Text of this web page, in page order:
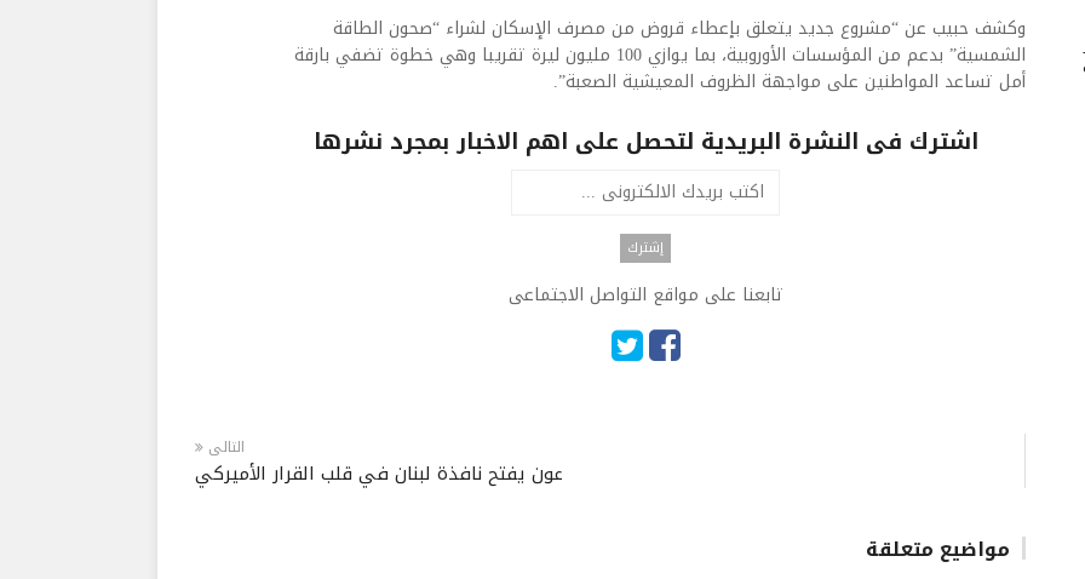
وكشف حبيب عن “مشروع جديد يتعلق بإعطاء قروض من مصرف الإسكان لشراء “صحون الطاقة
الشمسية” بدعم من المؤسسات الأوروبية، بما يوازي 100 مليون ليرة تقريبا وهي خطوة تضفي بارقة
أمل تساعد المواطنين على مواجهة الظروف المعيشية الصعبة”.
اشترك فى النشرة البريدية لتحصل على اهم الاخبار بمجرد نشرها
تابعنا على مواقع التواصل الاجتماعى
التالى
عون يفتح نافذة لبنان في قلب القرار الأميركي
مواضيع متعلقة